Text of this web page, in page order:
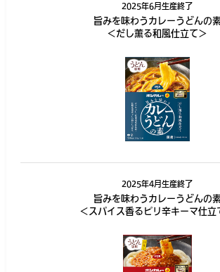
2025年6月生産終了
旨みを味わうカレーうどんの
＜だし薫る和風仕立て＞
2025年4月生産終了
旨みを味わうカレーうどんの
＜スパイス香るピリ辛キーマ仕立